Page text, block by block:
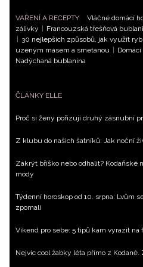
VAŘENÍ A RECEPTY Vláčné domácí
zálivky
Francouzská třešňová
30 nejlepších způsobů, jak využít
uzeným masem a smetanou
Nadýchaná bublanina
ČLÁNKY ELLE
Proč si ženy pořizují druhý zásnubní
Z klubu do našich šatníků: Jak noční
Zakrýt bříško nebo odhalit? Kodaňské
módy
Týdenní horoskop od 10. srpna: Lvům
zpomalí
Víkend pro sebe: 5 tipů kam vyrazit na
Nejvíc cool žabky léta přímo z